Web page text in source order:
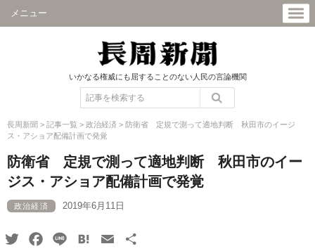
メニュー
いかなる権威にも屈することのない人民の言論機関
長周新聞 > 記事一覧 > 政治経済 > 防衛省 定規で測って適地判断 秋田市のイージ
ス・アショア配備計画で発覚
防衛省 定規で測って適地判断 秋田市のイー
ジス・アショア配備計画で発覚
政治経済 2019年6月11日
TwitterFacebook
Line HatenaEmail